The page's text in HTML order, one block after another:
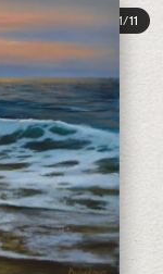
1/11